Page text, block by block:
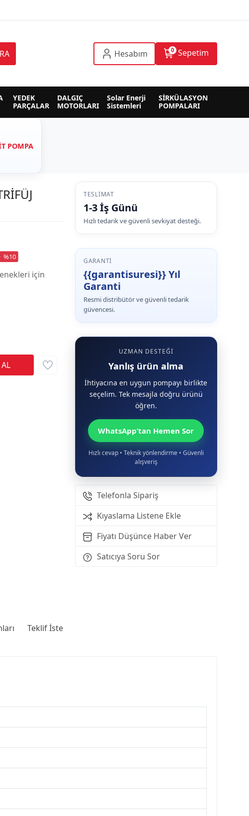
Hesabım 0 Sepetim
YEDEK
PARÇALAR
DALGIÇ
MOTORLARI
Solar Enerji
Sistemleri
SİRKÜLASYON
POMPALARI
POMPA
%10
için
TESLIMAT
1-3 İş Günü
Hızlı tedarik ve güvenli sevkiyat desteği.
GARANTI
{{garantisuresi}} Yıl
Garanti
Resmi distribütör ve güvenli tedarik
güvencesi.
UZMAN DESTEĞI
Yanlış ürün alma
İhtiyacına en uygun pompayı birlikte
seçelim. Tek mesajla doğru ürünü
öğren.
WhatsApp’tan Hemen Sor
Hızlı cevap • Teknik yönlendirme • Güvenli
alışveriş
Telefonla Sipariş
Kıyaslama Listene Ekle
Fiyatı Düşünce Haber Ver
Satıcıya Soru Sor
Teklif İste